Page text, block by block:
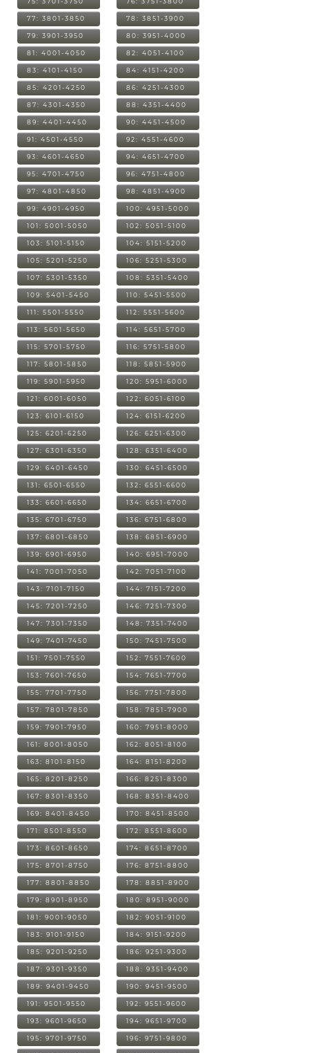
77: 3801-3850 78: 3851-3900
79: 3901-3950 80: 3951-4000
81: 4001-4050 82: 4051-4100
83: 4101-4150 84: 4151-4200
85: 4201-4250 86: 4251-4300
87: 4301-4350 88: 4351-4400
89: 4401-4450 90: 4451-4500
91: 4501-4550 92: 4551-4600
93: 4601-4650 94: 4651-4700
95: 4701-4750 96: 4751-4800
97: 4801-4850 98: 4851-4900
99: 4901-4950 100: 4951-5000
101: 5001-5050 102: 5051-5100
103: 5101-5150 104: 5151-5200
105: 5201-5250 106: 5251-5300
107: 5301-5350 108: 5351-5400
109: 5401-5450 110: 5451-5500
111: 5501-5550 112: 5551-5600
113: 5601-5650 114: 5651-5700
115: 5701-5750 116: 5751-5800
117: 5801-5850 118: 5851-5900
119: 5901-5950 120: 5951-6000
121: 6001-6050 122: 6051-6100
123: 6101-6150 124: 6151-6200
125: 6201-6250 126: 6251-6300
127: 6301-6350 128: 6351-6400
129: 6401-6450 130: 6451-6500
131: 6501-6550 132: 6551-6600
133: 6601-6650 134: 6651-6700
135: 6701-6750 136: 6751-6800
137: 6801-6850 138: 6851-6900
139: 6901-6950 140: 6951-7000
141: 7001-7050 142: 7051-7100
143: 7101-7150 144: 7151-7200
145: 7201-7250 146: 7251-7300
147: 7301-7350 148: 7351-7400
149: 7401-7450 150: 7451-7500
151: 7501-7550 152: 7551-7600
153: 7601-7650 154: 7651-7700
155: 7701-7750 156: 7751-7800
157: 7801-7850 158: 7851-7900
159: 7901-7950 160: 7951-8000
161: 8001-8050 162: 8051-8100
163: 8101-8150 164: 8151-8200
165: 8201-8250 166: 8251-8300
167: 8301-8350 168: 8351-8400
169: 8401-8450 170: 8451-8500
171: 8501-8550 172: 8551-8600
173: 8601-8650 174: 8651-8700
175: 8701-8750 176: 8751-8800
177: 8801-8850 178: 8851-8900
179: 8901-8950 180: 8951-9000
181: 9001-9050 182: 9051-9100
183: 9101-9150 184: 9151-9200
185: 9201-9250 186: 9251-9300
187: 9301-9350 188: 9351-9400
189: 9401-9450 190: 9451-9500
191: 9501-9550 192: 9551-9600
193: 9601-9650 194: 9651-9700
195: 9701-9750 196: 9751-9800